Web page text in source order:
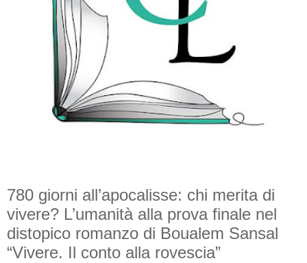
780 giorni all’apocalisse: chi merita di
vivere? L’umanità alla prova finale nel
distopico romanzo di Boualem Sansal
“Vivere. Il conto alla rovescia”